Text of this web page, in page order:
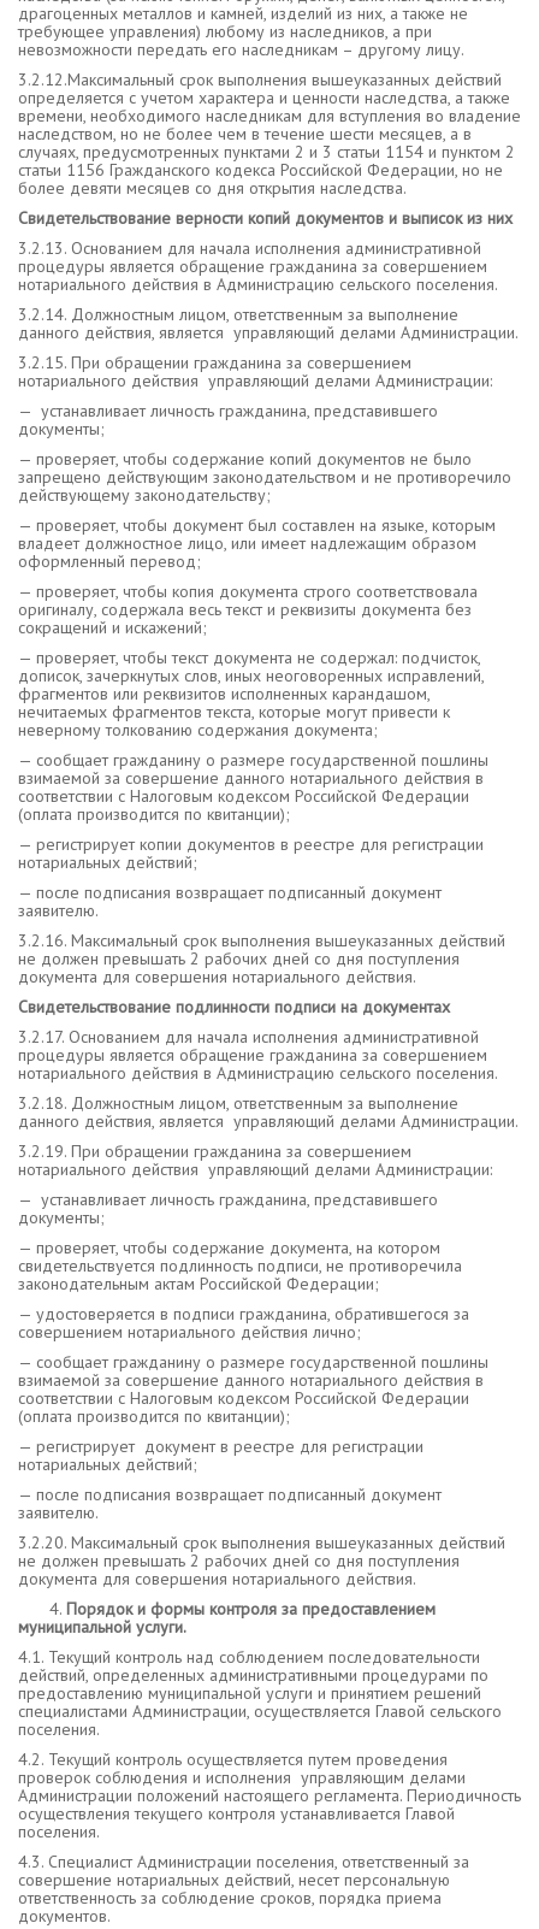
драгоценных металлов и камней, изделий из них, а также не
требующее управления) любому из наследников, а при
невозможности передать его наследникам – другому лицу.
3.2.12.Максимальный срок выполнения вышеуказанных действий
определяется с учетом характера и ценности наследства, а также
времени, необходимого наследникам для вступления во владение
наследством, но не более чем в течение шести месяцев, а в
случаях, предусмотренных пунктами 2 и 3 статьи 1154 и пунктом 2
статьи 1156 Гражданского кодекса Российской Федерации, но не
более девяти месяцев со дня открытия наследства.
Свидетельствование верности копий документов и выписок из них
3.2.13. Основанием для начала исполнения административной
процедуры является обращение гражданина за совершением
нотариального действия в Администрацию сельского поселения.
3.2.14. Должностным лицом, ответственным за выполнение
данного действия, является управляющий делами Администрации.
3.2.15. При обращении гражданина за совершением
нотариального действия управляющий делами Администрации:
— устанавливает личность гражданина, представившего
документы;
— проверяет, чтобы содержание копий документов не было
запрещено действующим законодательством и не противоречило
действующему законодательству;
— проверяет, чтобы документ был составлен на языке, которым
владеет должностное лицо, или имеет надлежащим образом
оформленный перевод;
— проверяет, чтобы копия документа строго соответствовала
оригиналу, содержала весь текст и реквизиты документа без
сокращений и искажений;
— проверяет, чтобы текст документа не содержал: подчисток,
дописок, зачеркнутых слов, иных неоговоренных исправлений,
фрагментов или реквизитов исполненных карандашом,
нечитаемых фрагментов текста, которые могут привести к
неверному толкованию содержания документа;
— сообщает гражданину о размере государственной пошлины
взимаемой за совершение данного нотариального действия в
соответствии с Налоговым кодексом Российской Федерации
(оплата производится по квитанции);
— регистрирует копии документов в реестре для регистрации
нотариальных действий;
— после подписания возвращает подписанный документ
заявителю.
3.2.16. Максимальный срок выполнения вышеуказанных действий
не должен превышать 2 рабочих дней со дня поступления
документа для совершения нотариального действия.
Свидетельствование подлинности подписи на документах
3.2.17. Основанием для начала исполнения административной
процедуры является обращение гражданина за совершением
нотариального действия в Администрацию сельского поселения.
3.2.18. Должностным лицом, ответственным за выполнение
данного действия, является управляющий делами Администрации.
3.2.19. При обращении гражданина за совершением
нотариального действия управляющий делами Администрации:
— устанавливает личность гражданина, представившего
документы;
— проверяет, чтобы содержание документа, на котором
свидетельствуется подлинность подписи, не противоречила
законодательным актам Российской Федерации;
— удостоверяется в подписи гражданина, обратившегося за
совершением нотариального действия лично;
— сообщает гражданину о размере государственной пошлины
взимаемой за совершение данного нотариального действия в
соответствии с Налоговым кодексом Российской Федерации
(оплата производится по квитанции);
— регистрирует документ в реестре для регистрации
нотариальных действий;
— после подписания возвращает подписанный документ
заявителю.
3.2.20. Максимальный срок выполнения вышеуказанных действий
не должен превышать 2 рабочих дней со дня поступления
документа для совершения нотариального действия.
Порядок и формы контроля за предоставлением
муниципальной услуги.
4.1. Текущий контроль над соблюдением последовательности
действий, определенных административными процедурами по
предоставлению муниципальной услуги и принятием решений
специалистами Администрации, осуществляется Главой сельского
поселения.
4.2. Текущий контроль осуществляется путем проведения
проверок соблюдения и исполнения управляющим делами
Администрации положений настоящего регламента. Периодичность
осуществления текущего контроля устанавливается Главой
поселения.
4.3. Специалист Администрации поселения, ответственный за
совершение нотариальных действий, несет персональную
ответственность за соблюдение сроков, порядка приема
документов.